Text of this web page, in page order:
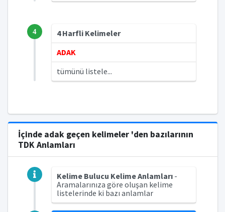
4
4 Harfli Kelimeler
ADAK
tümünü listele...
İçinde adak geçen kelimeler 'den bazılarının
TDK Anlamları
Kelime Bulucu Kelime Anlamları -
Aramalarınıza göre oluşan kelime
listelerinde ki bazı anlamlar